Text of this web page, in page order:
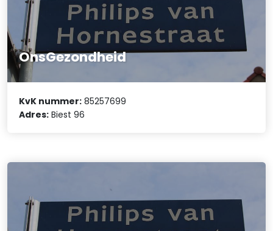
OnsGezondheid
KvK nummer: 85257699
Adres: Biest 96